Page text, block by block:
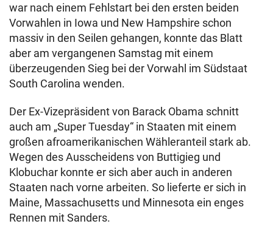
war nach einem Fehlstart bei den ersten beiden
Vorwahlen in Iowa und New Hampshire schon
massiv in den Seilen gehangen, konnte das Blatt
aber am vergangenen Samstag mit einem
überzeugenden Sieg bei der Vorwahl im Südstaat
South Carolina wenden.
Der Ex-Vizepräsident von Barack Obama schnitt
auch am „Super Tuesday“ in Staaten mit einem
großen afroamerikanischen Wähleranteil stark ab.
Wegen des Ausscheidens von Buttigieg und
Klobuchar konnte er sich aber auch in anderen
Staaten nach vorne arbeiten. So lieferte er sich in
Maine, Massachusetts und Minnesota ein enges
Rennen mit Sanders.